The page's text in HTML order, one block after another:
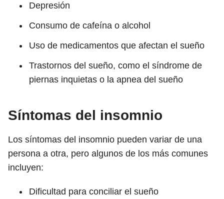
Depresión
Consumo de cafeína o alcohol
Uso de medicamentos que afectan el sueño
Trastornos del sueño, como el síndrome de
piernas inquietas o la apnea del sueño
Síntomas del insomnio
Los síntomas del insomnio pueden variar de una
persona a otra, pero algunos de los más comunes
incluyen:
Dificultad para conciliar el sueño